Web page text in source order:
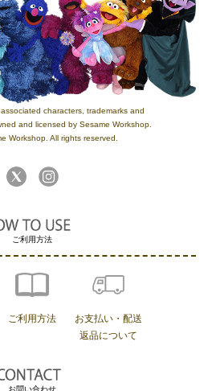
characters, trademarks and
and licensed by Sesame Workshop.
Workshop. All rights reserved.
お問い合わせ
ご利用方法
ご利用方法
お支払い・配送
返品について